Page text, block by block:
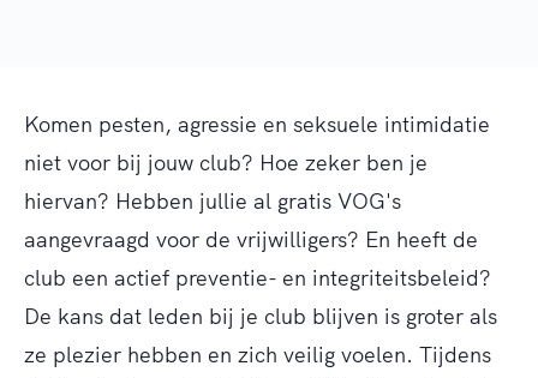
Komen pesten, agressie en seksuele intimidatie
niet voor bij jouw club? Hoe zeker ben je
hiervan? Hebben jullie al gratis VOG's
aangevraagd voor de vrijwilligers? En heeft de
club een actief preventie- en integriteitsbeleid?
De kans dat leden bij je club blijven is groter als
ze plezier hebben en zich veilig voelen. Tijdens